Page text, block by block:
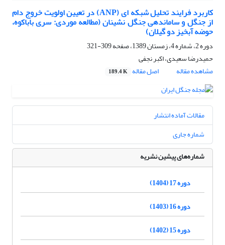
کاربرد فرایند تحلیل شبکه ای (ANP) در تعیین اولویت خروج دام
از جنگل و ساماندهی جنگل نشینان (مطالعه موردی: سری باباکوه،
حوضه آبخیز دو گیلان)
دوره 2، شماره 4، زمستان 1389، صفحه
309-321
حمیدرضا سعیدی، اکبر نجفی
مشاهده مقاله
اصل مقاله 189.4 K
مقالات آماده انتشار
شماره جاری
شماره‌های پیشین نشریه
دوره 17 (1404)
دوره 16 (1403)
دوره 15 (1402)